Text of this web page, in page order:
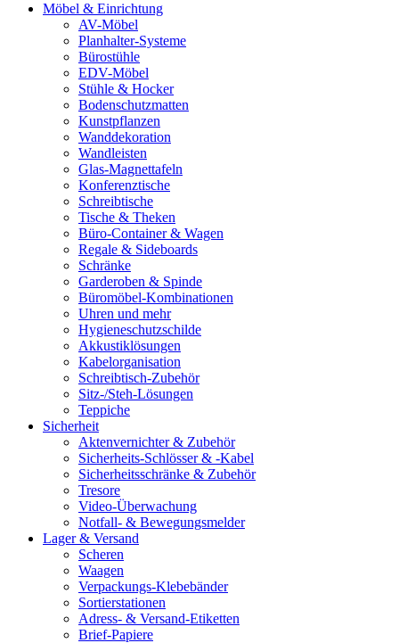
Möbel & Einrichtung
AV-Möbel
Planhalter-Systeme
Bürostühle
EDV-Möbel
Stühle & Hocker
Bodenschutzmatten
Kunstpflanzen
Wanddekoration
Wandleisten
Glas-Magnettafeln
Konferenztische
Schreibtische
Tische & Theken
Büro-Container & Wagen
Regale & Sideboards
Schränke
Garderoben & Spinde
Büromöbel-Kombinationen
Uhren und mehr
Hygieneschutzschilde
Akkustiklösungen
Kabelorganisation
Schreibtisch-Zubehör
Sitz-/Steh-Lösungen
Teppiche
Sicherheit
Aktenvernichter & Zubehör
Sicherheits-Schlösser & -Kabel
Sicherheitsschränke & Zubehör
Tresore
Video-Überwachung
Notfall- & Bewegungsmelder
Lager & Versand
Scheren
Waagen
Verpackungs-Klebebänder
Sortierstationen
Adress- & Versand-Etiketten
Brief-Papiere